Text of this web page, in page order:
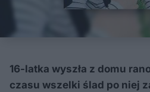
16-latka wyszła z domu
czasu wszelki ślad po niej